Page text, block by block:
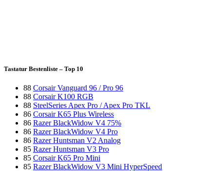
Tastatur Bestenliste – Top 10
88 Corsair Vanguard 96 / Pro 96
88 Corsair K100 RGB
88 SteelSeries Apex Pro / Apex Pro TKL
86 Corsair K65 Plus Wireless
86 Razer BlackWidow V4 75%
86 Razer BlackWidow V4 Pro
86 Razer Huntsman V2 Analog
85 Razer Huntsman V3 Pro
85 Corsair K65 Pro Mini
85 Razer BlackWidow V3 Mini HyperSpeed